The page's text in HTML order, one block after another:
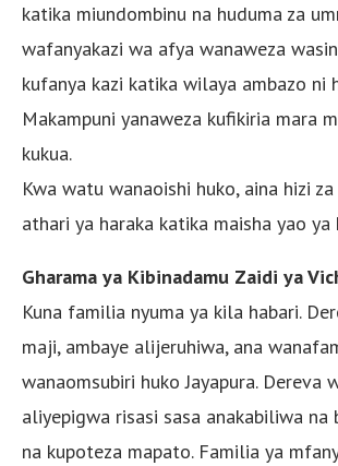
katika miundombinu na huduma za
wafanyakazi wa afya wanaweza
kufanya kazi katika wilaya ambazo ni
Makampuni yanaweza kufikiria mara
kukua.
Kwa watu wanaoishi huko, aina hizi
athari ya haraka katika maisha yao ya
Gharama ya Kibinadamu Zaidi ya
Kuna familia nyuma ya kila habari.
maji, ambaye alijeruhiwa, ana
wanaomsubiri huko Jayapura. Dereva
aliyepigwa risasi sasa anakabiliwa na
na kupoteza mapato. Familia ya